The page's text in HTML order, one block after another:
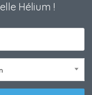
Hélium !